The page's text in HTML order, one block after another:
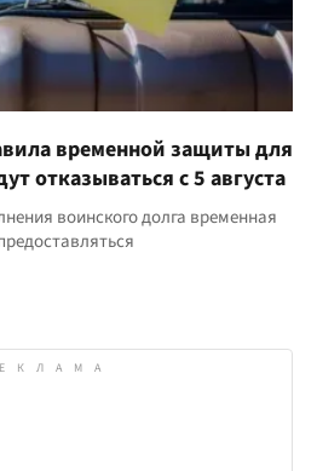
временной защиты для
отказываться с 5 августа
воинского долга временная